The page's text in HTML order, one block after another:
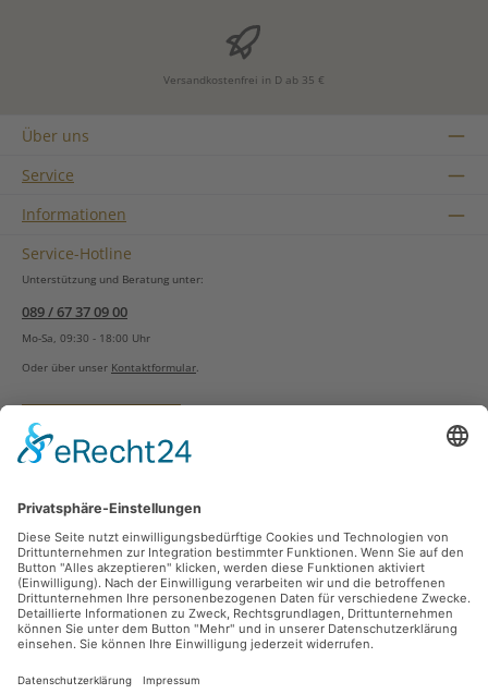
Versandkostenfrei in D ab 35 €
Über uns
Service
Informationen
Service-Hotline
Unterstützung und Beratung unter:
089 / 67 37 09 00
Mo-Sa, 09:30 - 18:00 Uhr
Oder über unser Kontaktformular.
Vertrag widerrufen
Zahlungsarten
Sicher Einkaufen
Ladengeschäft
Newsletter